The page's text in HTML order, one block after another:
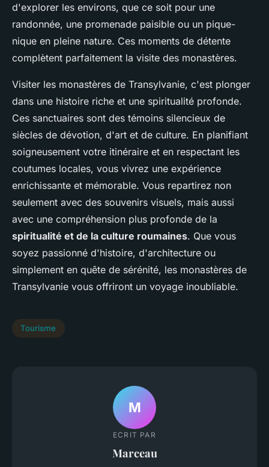
d'explorer les environs, que ce soit pour une
randonnée, une promenade paisible ou un pique-
nique en pleine nature. Ces moments de détente
complètent parfaitement la visite des monastères.
Visiter les monastères de Transylvanie, c'est plonger
dans une histoire riche et une spiritualité profonde.
Ces sanctuaires sont des témoins silencieux de
siècles de dévotion, d'art et de culture. En planifiant
soigneusement votre itinéraire et en respectant les
coutumes locales, vous vivrez une expérience
enrichissante et mémorable. Vous repartirez non
seulement avec des souvenirs visuels, mais aussi
avec une compréhension plus profonde de la
spiritualité et de la culture roumaines. Que vous
soyez passionné d'histoire, d'architecture ou
simplement en quête de sérénité, les monastères de
Transylvanie vous offriront un voyage inoubliable.
Tourisme
M
ECRIT PAR
Marceau